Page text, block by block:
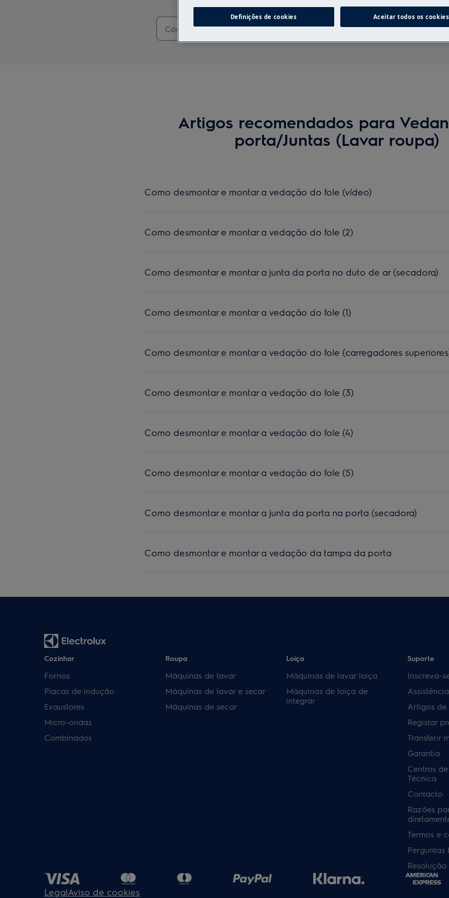
Artigos recomendados para
porta/Juntas (Lavar roupa)
Como desmontar e montar a vedação do fole (vídeo)
Como desmontar e montar a vedação do fole (2)
Como desmontar e montar a junta da porta no duto de ar (secadora)
Como desmontar e montar a vedação do fole (1)
Como desmontar e montar a vedação do fole (carregadores
Como desmontar e montar a vedação do fole (3)
Como desmontar e montar a vedação do fole (4)
Como desmontar e montar a vedação do fole (5)
Como desmontar e montar a junta da porta na porta (secadora)
Como desmontar e montar a vedação da tampa da porta
Cozinhar
Fornos
Placas de indução
Exaustores
Micro-ondas
Combinados
Roupa
Máquinas de lavar
Máquinas de lavar e secar
Máquinas de secar
Loiça
Máquinas de lavar loiça
Máquinas de loiça de
integrar
Suporte
Inscreva-
Artigos de
Registar
Transferir
Garantia
Centros
Técnica
Contacto
Razões
Termos e
Perguntas
LegalAviso de cookies
Definições de cookies Aceitar todos os cookies